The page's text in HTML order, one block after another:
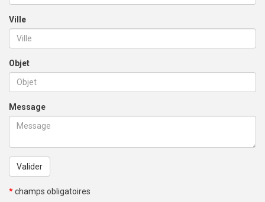
Ville
Objet
Message
Valider
*champs obligatoires